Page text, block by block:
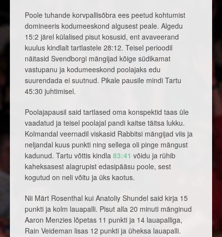
Poole tuhande korvpallisõbra ees peetud kohtumist
domineeris kodumeeskond algusest peale. Algedu
15:2 järel külalised pisut kosusid, ent avaveerand
kuulus kindlalt tartlastele 28:12. Teisel perioodil
näitasid Svendborgi mängijad kõige südikamat
vastupanu ja kodumeeskond poolajaks edu
suurendada ei suutnud. Pikale pausile mindi Tartu
45:30 juhtimisel.
Poolajapausil said tartlased oma konspektid taas üle
vaadatud ja teisel poolajal pandi kaitse täitsa lukku.
Kolmandal veernadil viskasid Rabbitsi mängijad viis ja
neljandal kuus punkti ning sellega oli pinge mängust
kadunud. Tartu võttis kindla 83:41 võidu ja rühib
kaheksasest alagrupist edasipääsu poole, sest
kogutud on neli võitu ja üks kaotus.
Nii Märt Rosenthal kui Anatoliy Shundel said kirja 15
punkti ja kolm lauapalli. Pisut alla 20 minuti mänginud
Aaron Menzies lõpetas 11 punkti ja 14 lauapalliga,
Rain Veideman lisas 12 punkti ja üheksa lauapalli.